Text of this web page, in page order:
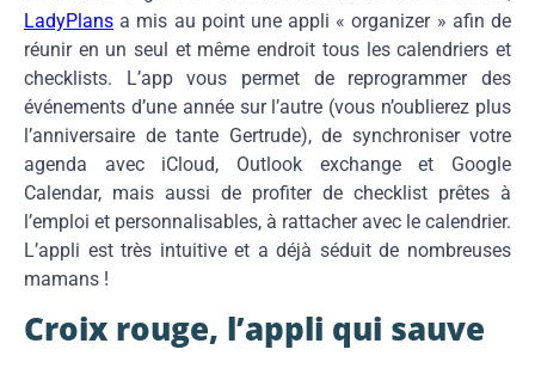
LadyPlans a mis au point une appli « organizer » afin de
réunir en un seul et même endroit tous les calendriers et
checklists. L’app vous permet de reprogrammer des
événements d’une année sur l’autre (vous n’oublierez plus
l’anniversaire de tante Gertrude), de synchroniser votre
agenda avec iCloud, Outlook exchange et Google
Calendar, mais aussi de profiter de checklist prêtes à
l’emploi et personnalisables, à rattacher avec le calendrier.
L’appli est très intuitive et a déjà séduit de nombreuses
mamans !
Croix rouge, l’appli qui sauve